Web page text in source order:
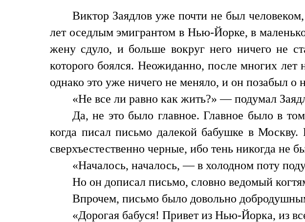
Виктор Заядлов уже почти не был
лет оседлым эмигрантом в Нью-Йорке, в
жену сдуло, и больше вокруг него ничего не
которого боялся. Неожиданно, после многих
однако это уже ничего не меняло, и он позабыл о
«Не все ли равно как жить?» — подумал
Да, не это было главное. Главное было в
когда писал письмо далекой бабушке в
сверхъестественно черные, ибо тень никогда не
«Началось, началось, — в холодном поту
Но он дописал письмо, словно ведомый
Впрочем, письмо было довольно
«Дорогая бабуся! Привет из Нью-Йорка, из